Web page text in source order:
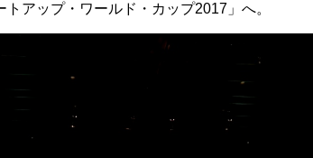
アップ・ワールド・カップ2017」へ。